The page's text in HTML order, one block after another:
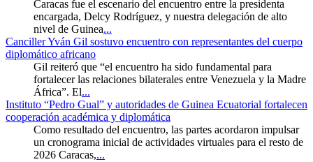
Caracas fue el escenario del encuentro entre la presidenta
encargada, Delcy Rodríguez, y nuestra delegación de alto
nivel de Guinea...
Canciller Yván Gil sostuvo encuentro con representantes del cuerpo
diplomático africano
Gil reiteró que “el encuentro ha sido fundamental para
fortalecer las relaciones bilaterales entre Venezuela y la Madre
África”. El...
Instituto “Pedro Gual” y autoridades de Guinea Ecuatorial fortalecen
cooperación académica y diplomática
Como resultado del encuentro, las partes acordaron impulsar
un cronograma inicial de actividades virtuales para el resto de
2026 Caracas,...